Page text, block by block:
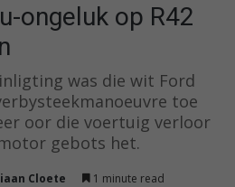
ongeluk op R42
was die wit Ford
toe
oor die voertuig verloor
gebots het.
Cloete 1 minute read